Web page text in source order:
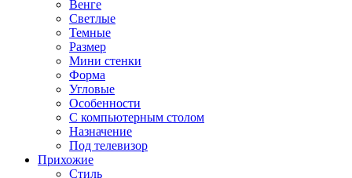
Венге
Светлые
Темные
Размер
Мини стенки
Форма
Угловые
Особенности
С компьютерным столом
Назначение
Под телевизор
Прихожие
Стиль